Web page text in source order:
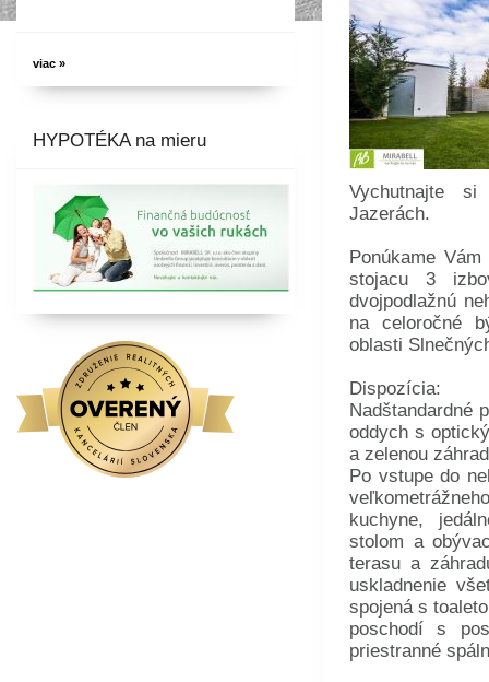
viac »
HYPOTÉKA na mieru
Vychutnajte
Jazerách.
Ponúkame
stojacu 3
dvojpodlažnú
na celoročné
oblasti
Dispozícia:
Nadštandardné
oddych s
a zelenou
Po vstupe do
kuchyne,
stolom a
terasu a
uskladnenie
spojená s
poschodí s
priestranné